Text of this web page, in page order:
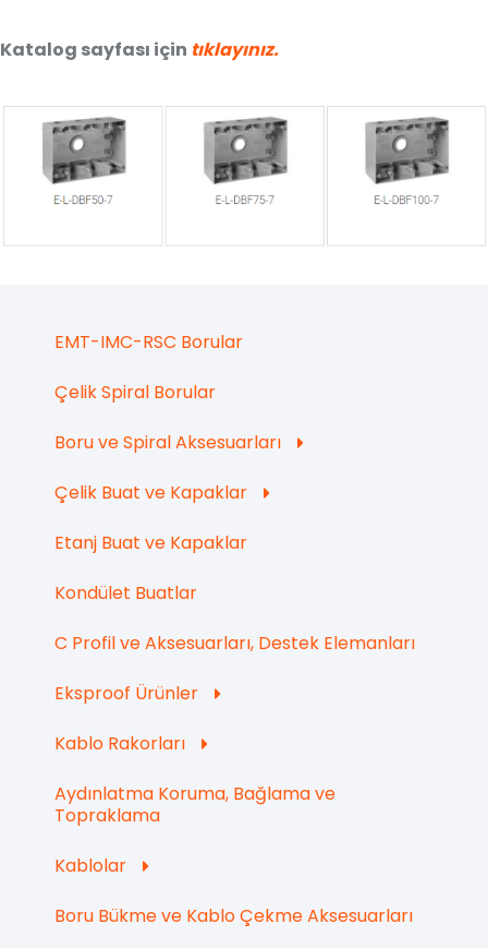
EMT-IMC-RSC Borular
Çelik Spiral Borular
Boru ve Spiral Aksesuarları
Çelik Buat ve Kapaklar
Etanj Buat ve Kapaklar
Kondület Buatlar
C Profil ve Aksesuarları, Destek Elemanları
Eksproof Ürünler
Kablo Rakorları
Aydınlatma Koruma, Bağlama ve
Topraklama
Kablolar
Boru Bükme ve Kablo Çekme Aksesuarları
Katalog sayfası için tıklayınız.